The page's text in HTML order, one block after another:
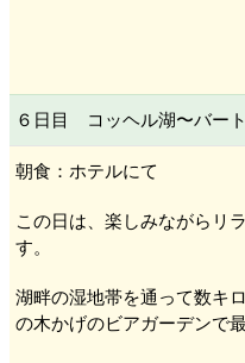
６日目 コッヘル湖〜バー
朝食：ホテルにて
この日は、楽しみながらリ
す。
湖畔の湿地帯を通って数キ
の木かげのビアガーデンで